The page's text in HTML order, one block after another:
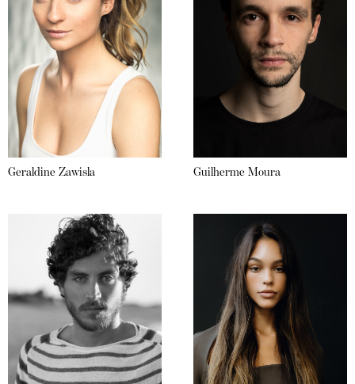
Geraldine Zawisla Guilherme Moura